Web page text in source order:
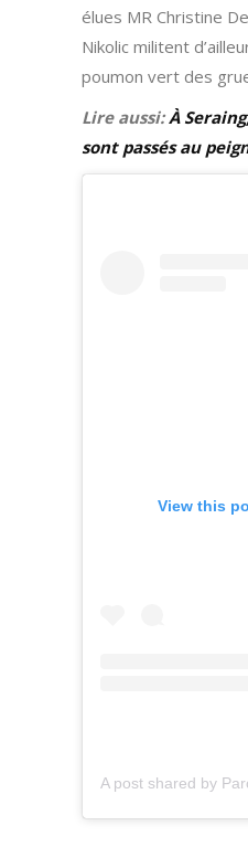
élues MR Christine
Nikolic militent
poumon vert des
Lire aussi:À
sont passés au
View this